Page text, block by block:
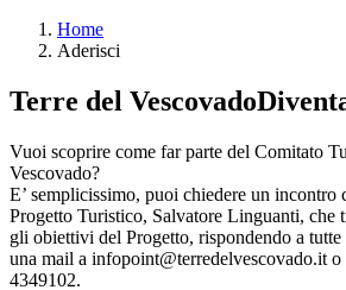
Home
Aderisci
Terre del Vescovado
Vuoi scoprire come far parte del Comitato
Vescovado?
E’ semplicissimo, puoi chiedere un
Progetto Turistico, Salvatore Linguanti, che
gli obiettivi del Progetto, rispondendo a
una mail a infopoint@terredelvescovado.it
4349102.